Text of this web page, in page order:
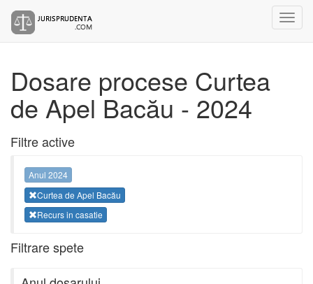
Dosare procese Curtea
de Apel Bacău - 2024
Filtre active
Anul 2024
Curtea de Apel Bacău
Recurs in casatie
Filtrare spete